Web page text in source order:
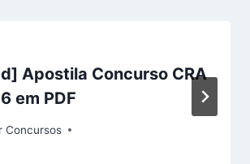
Apostila Concurso CRA
em PDF
Concursos